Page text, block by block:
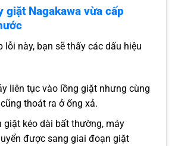
giặt Nagakawa vừa cấp
lỗi này, bạn sẽ thấy các dấu hiệu
liên tục vào lồng giặt nhưng cùng
thoát ra ở ống xả.
giặt kéo dài bất thường, máy
được sang giai đoạn giặt